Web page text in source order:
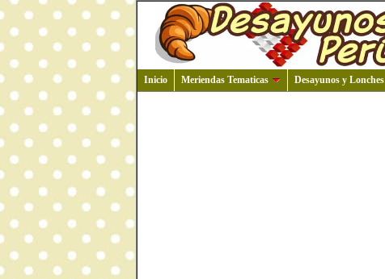
Inicio Meriendas Tematicas Desayunos y Lonches